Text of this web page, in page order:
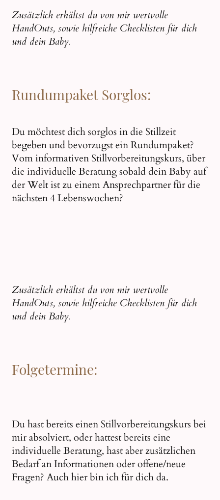
Zusätzlich erhältst du von mir wertvolle
HandOuts, sowie hilfreiche Checklisten für dich
und dein Baby.
Rundumpaket Sorglos:
Du möchtest dich sorglos in die Stillzeit
begeben und bevorzugst ein Rundumpaket?
Vom informativen Stillvorbereitungskurs, über
die individuelle Beratung sobald dein Baby auf
der Welt ist zu einem Ansprechpartner für die
nächsten 4 Lebenswochen?
Zusätzlich erhältst du von mir wertvolle
HandOuts, sowie hilfreiche Checklisten für dich
und dein Baby.
Folgetermine:
Du hast bereits einen Stillvorbereitungskurs bei
mir absolviert, oder hattest bereits eine
individuelle Beratung, hast aber zusätzlichen
Bedarf an Informationen oder offene/neue
Fragen? Auch hier bin ich für dich da.